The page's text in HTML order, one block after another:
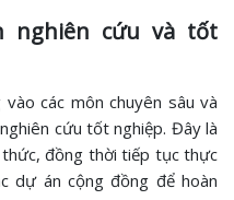
nghiên cứu và tốt
các môn chuyên sâu và
cứu tốt nghiệp. Đây là
đồng thời tiếp tục thực
dự án cộng đồng để hoàn